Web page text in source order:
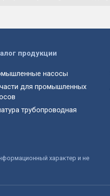
продукции
насосы
для промышленных
трубопроводная
характер и не